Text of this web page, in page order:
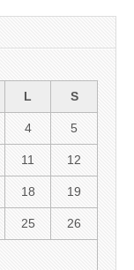
L S
4 5
11 12
18 19
25 26